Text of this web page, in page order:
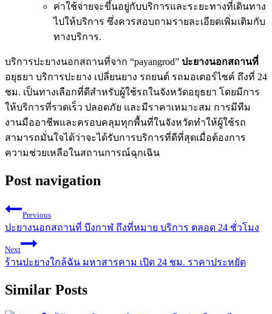
ค่าใช้จ่ายจะขึ้นอยู่กับบริการและระยะทางที่เดินทาง
ไปให้บริการ ซึ่งควรสอบถามรายละเอียดเพิ่มเติมกับ
ทางบริการ.
บริการปะยางนอกสถานที่จาก “payangrod” ปะยางนอกสถานที่
อยุธยา บริการปะยาง เปลี่ยนยาง รถยนต์ รถมอเตอร์ไซค์ ถึงที่ 24
ชม. เป็นทางเลือกที่ดีสำหรับผู้ใช้รถในจังหวัดอยุธยา โดยมีการ
ให้บริการที่รวดเร็ว ปลอดภัย และมีราคาเหมาะสม การมีทีม
งานมืออาชีพและครอบคลุมทุกพื้นที่ในจังหวัดทำให้ผู้ใช้รถ
สามารถมั่นใจได้ว่าจะได้รับการบริการที่ดีที่สุดเมื่อต้องการ
ความช่วยเหลือในสถานการณ์ฉุกเฉิน
Post navigation
Previous
ปะยางนอกสถานที่ บึงกาฬ ถึงที่หมาย บริการ ตลอด 24 ชั่วโมง
Next
ร้านปะยางใกล้ฉัน มหาสารคาม เปิด 24 ชม. ราคาประหยัด
Similar Posts